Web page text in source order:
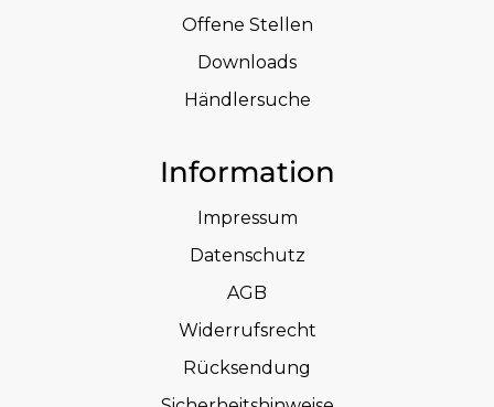
Offene Stellen
Downloads
Händlersuche
Information
Impressum
Datenschutz
AGB
Widerrufsrecht
Rücksendung